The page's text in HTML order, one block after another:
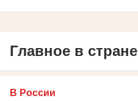
Главное в стране
В России